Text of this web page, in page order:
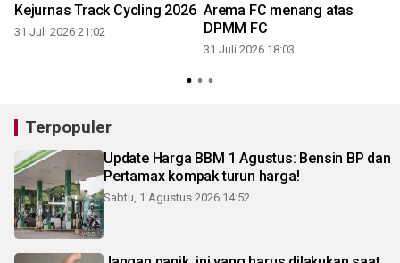
Kejurnas Track Cycling 2026
31 Juli 2026 21:02
Arema FC menang atas
DPMM FC
31 Juli 2026 18:03
Terpopuler
Update Harga BBM 1 Agustus: Bensin BP dan
Pertamax kompak turun harga!
Sabtu, 1 Agustus 2026 14:52